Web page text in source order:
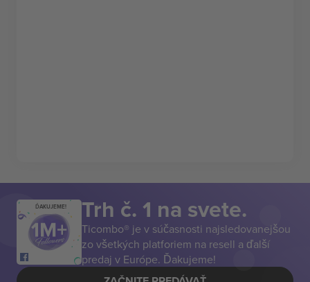
ĎAKUJEME! Trh č. 1 na svete.
Ticombo® je v súčasnosti najsledovanejšou
zo všetkých platforiem na resell a ďalší
predaj v Európe. Ďakujeme!